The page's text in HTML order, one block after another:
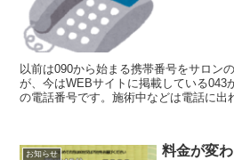
以前は090から始まる携帯番号をサロン
が、今はWEBサイトに掲載している043
の電話番号です。施術中などは電話に出
お知らせ 料金が変